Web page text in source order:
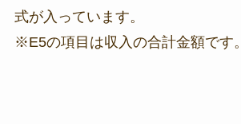
式が入っています。
※E5の項目は収入の合計金額です。